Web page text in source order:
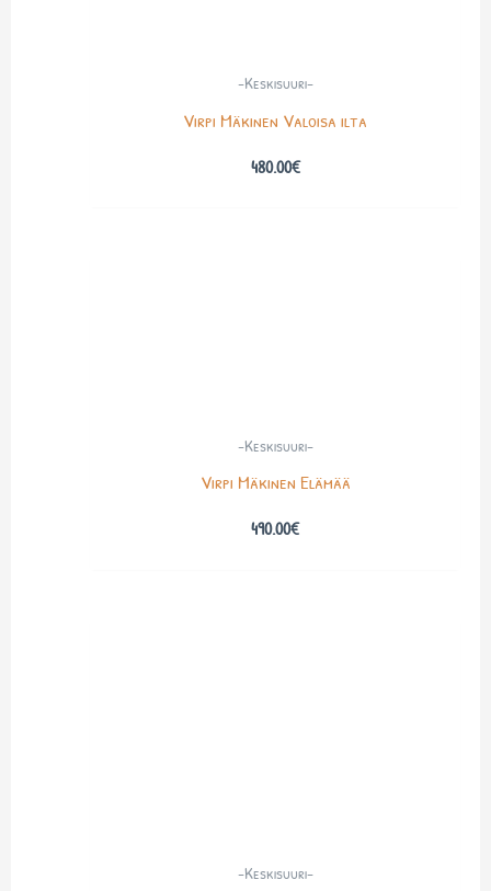
-Keskisuuri-
Virpi Mäkinen Valoisa ilta
480.00€
-Keskisuuri-
Virpi Mäkinen Elämää
490.00€
-Keskisuuri-